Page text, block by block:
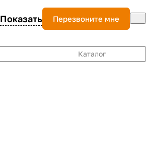
Показать Перезвоните мне
Каталог